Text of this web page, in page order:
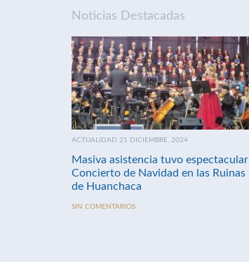
Noticias Destacadas
ACTUALIDAD 21 DICIEMBRE, 2024
Masiva asistencia tuvo espectacular
Concierto de Navidad en las Ruinas
de Huanchaca
SIN COMENTARIOS